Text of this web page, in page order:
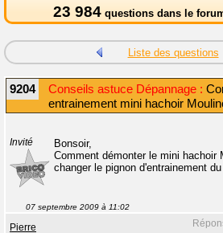
23 984 questions dans le
Liste des questions
9204 Conseils astuce Dépannage :
entrainement mini hachoir
Invité
Bonsoir,
Comment démonter le mini hachoir
changer le pignon d'entrainement
07 septembre 2009 à 11:02
Pierre